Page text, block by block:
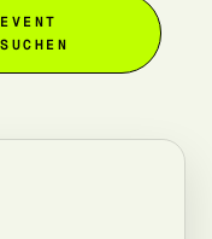
EVENT
SUCHEN